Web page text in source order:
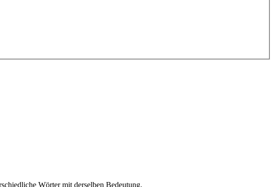
Wörter mit derselben Bedeutung.